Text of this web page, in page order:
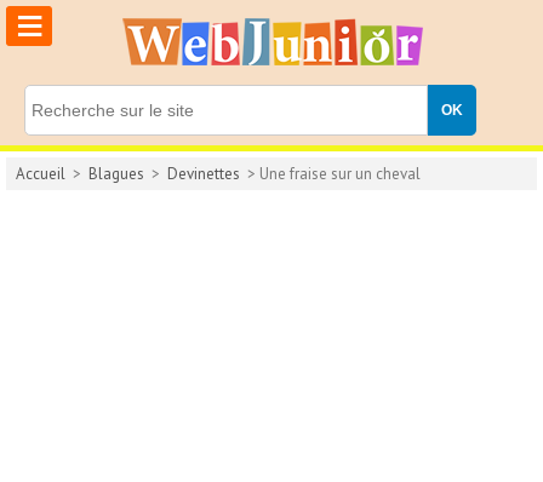
≡
Accueil > Blagues > Devinettes > Une fraise sur un cheval